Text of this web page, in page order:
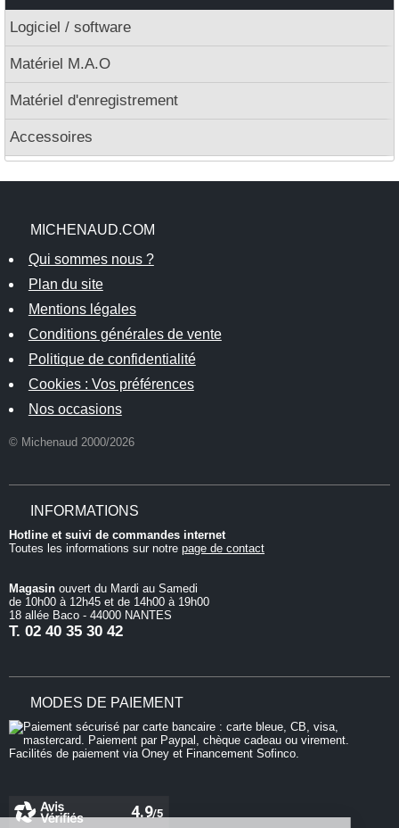
Logiciel / software
Matériel M.A.O
Matériel d'enregistrement
Accessoires
MICHENAUD.COM
Qui sommes nous ?
Plan du site
Mentions légales
Conditions générales de vente
Politique de confidentialité
Cookies : Vos préférences
Nos occasions
© Michenaud 2000/2026
INFORMATIONS
Hotline et suivi de commandes internet
Toutes les informations sur notre page de contact
Magasin ouvert du Mardi au Samedi
de 10h00 à 12h45 et de 14h00 à 19h00
18 allée Baco - 44000 NANTES
T. 02 40 35 30 42
MODES DE PAIEMENT